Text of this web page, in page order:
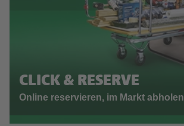
CLICK & RESERVE
Online reservieren, im Markt abholen